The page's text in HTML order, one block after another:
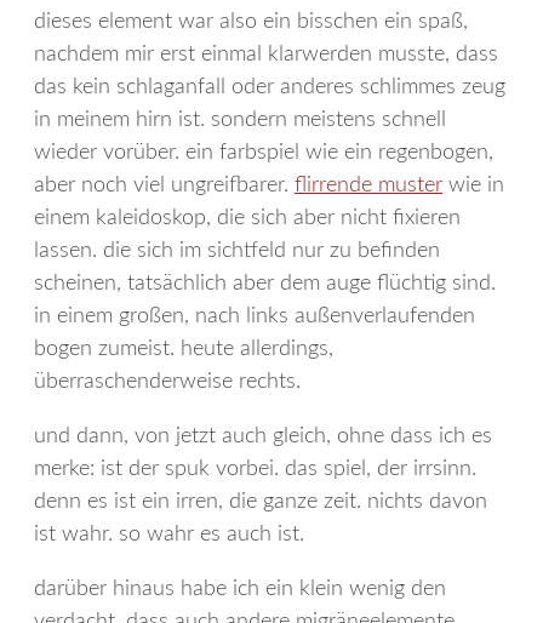
dieses element war also ein bisschen ein spaß,
nachdem mir erst einmal klarwerden musste, dass
das kein schlaganfall oder anderes schlimmes zeug
in meinem hirn ist. sondern meistens schnell
wieder vorüber. ein farbspiel wie ein regenbogen,
aber noch viel ungreifbarer. flirrende muster wie in
einem kaleidoskop, die sich aber nicht fixieren
lassen. die sich im sichtfeld nur zu befinden
scheinen, tatsächlich aber dem auge flüchtig sind.
in einem großen, nach links außenverlaufenden
bogen zumeist. heute allerdings,
überraschenderweise rechts.
und dann, von jetzt auch gleich, ohne dass ich es
merke: ist der spuk vorbei. das spiel, der irrsinn.
denn es ist ein irren, die ganze zeit. nichts davon
ist wahr. so wahr es auch ist.
darüber hinaus habe ich ein klein wenig den